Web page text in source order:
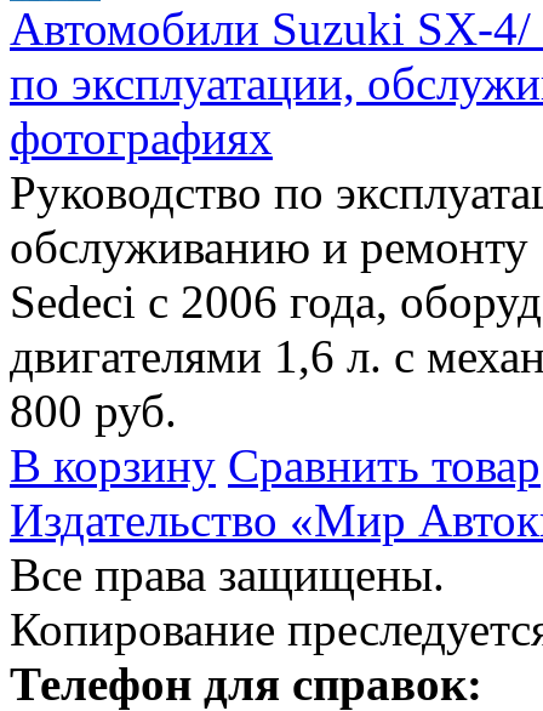
Автомобили Suzuki SX-4/
по эксплуатации,
фотографиях
Руководство по
обслуживанию и
Sedeci с 2006 года,
двигателями 1,6 л. с
800 руб.
В корзину Сравнить товар
Издательство «Мир
Все права защищены.
Копирование
Телефон для справок: